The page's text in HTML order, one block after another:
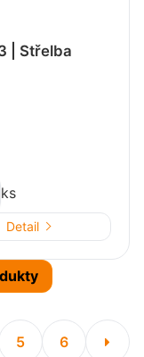
| Střelba
ks
Detail
5 6